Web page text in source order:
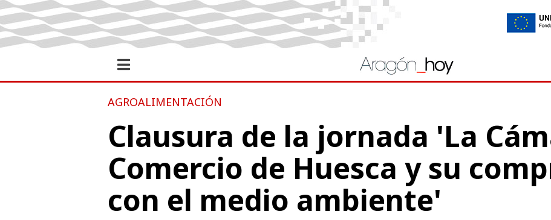
AGROALIMENTACIÓN
Clausura de la jornada 'La
Comercio de Huesca y su
con el medio ambiente'